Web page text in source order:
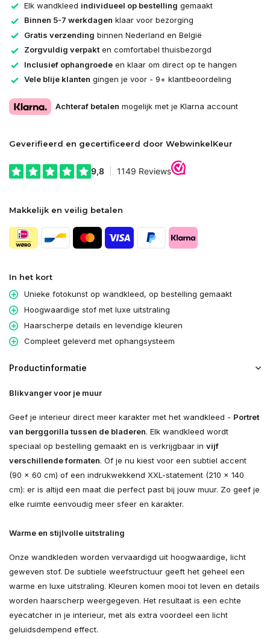
Elk wandkleed individueel op bestelling gemaakt
Binnen 5-7 werkdagen klaar voor bezorging
Gratis verzending binnen Nederland en België
Zorgvuldig verpakten comfortabel thuisbezorgd
Inclusief ophangroede en klaar om direct op te hangen
Vele blije klanten gingen je voor - 9+ klantbeoordeling
Achteraf betalen mogelijk met je Klarna account
Geverifieerd en gecertificeerd door WebwinkelKeur
Makkelijk en veilig betalen
In het kort
Unieke fotokunst op wandkleed, op bestelling gemaakt
Hoogwaardige stof met luxe uitstraling
Haarscherpe details en levendige kleuren
Compleet geleverd met ophangsysteem
Productinformatie
Blikvanger voor je muur
Geef je interieur direct meer karakter met het wandkleed - Portret
van berggorilla tussen de bladeren. Elk wandkleed wordt
speciaal op bestelling gemaakt en is verkrijgbaar in vijf
verschillende formaten. Of je nu kiest voor een subtiel accent
(90 × 60 cm) of een indrukwekkend XXL-statement (210 × 140
cm): er is altijd een maat die perfect past bij jouw muur. Zo geef je
elke ruimte eenvoudig meer sfeer en karakter.
Warme en stijlvolle uitstraling
Onze wandkleden worden vervaardigd uit hoogwaardige, licht
geweven stof. De subtiele weefstructuur geeft het geheel een
warme en luxe uitstraling. Kleuren komen mooi tot leven en details
worden haarscherp weergegeven. Het resultaat is een echte
eyecatcher in je interieur, met als extra voordeel een licht
geluidsdempend effect.